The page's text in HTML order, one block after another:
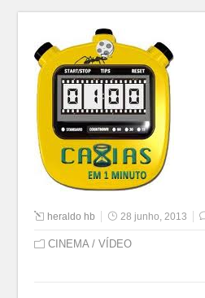
heraldo hb 28 junho, 2013
CINEMA / VÍDEO